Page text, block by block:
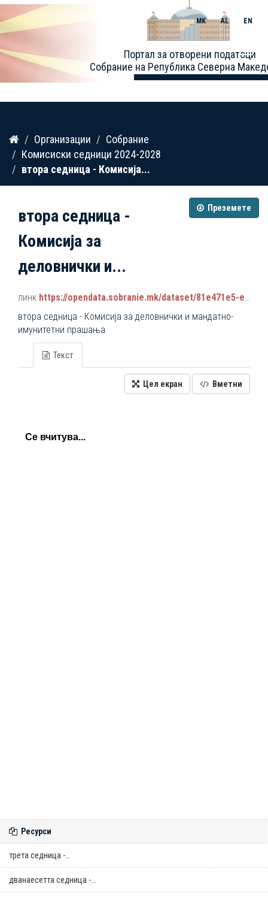
Прескокнете
содржина
Портал за отворени податоци
Собрание на Република Северна
MK AL EN
Toggle
Организации
Собрание
Комисиски седници 2024-2028
втора седница - Комисија...
Преземете
втора седница -
Комисија за
деловнички и...
линк https://opendata.sobranie.mk/dataset/81e471e5-e34b-4d92-9a38-9b6107e068a7/resource/1f035d0b-c94b-412f-8fe0-e529e2c54e51/download/komisiski_sednici_2024-2028.json
втора седница - Комисија за деловнички и мандатно-
имунитетни прашања
Текст
Цел екран Вметни
Ресурси
трета седница -...
дванаесетта седница -...